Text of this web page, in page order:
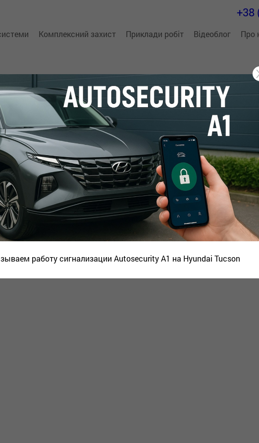
работу сигнализации Autosecurity A1 на Hyundai Tucson
+38
Автофон
ключа
Комплексний захист Приклади робіт Відеоблог Про